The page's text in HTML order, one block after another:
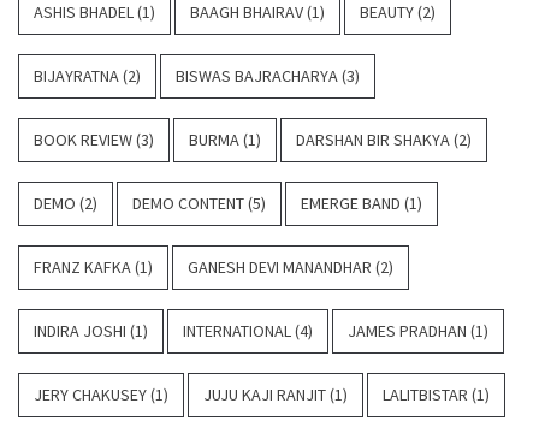
ASHIS BHADEL(1) BAAGH BHAIRAV(1) BEAUTY(2)
BIJAYRATNA(2) BISWAS BAJRACHARYA(3)
BOOK REVIEW(3) BURMA(1) DARSHAN BIR SHAKYA(2)
DEMO (2) DEMO CONTENT(5) EMERGE BAND (1)
FRANZ KAFKA(1) GANESH DEVI MANANDHAR (2)
INDIRA JOSHI (1) INTERNATIONAL(4) JAMES PRADHAN (1)
JERY CHAKUSEY(1) JUJU KAJI RANJIT(1) LALITBISTAR (1)